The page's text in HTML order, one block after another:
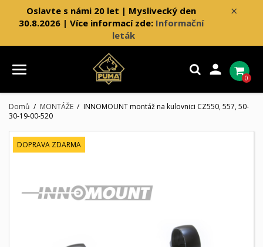
×
Oslavte s námi 20 let | Myslivecký den
30.8.2026 | Více informací zde: Informační
leták

0
Domů MONTÁŽE
INNOMOUNT montáž na kulovnici CZ550, 557, 50-
30-19-00-520
DOPRAVA ZDARMA